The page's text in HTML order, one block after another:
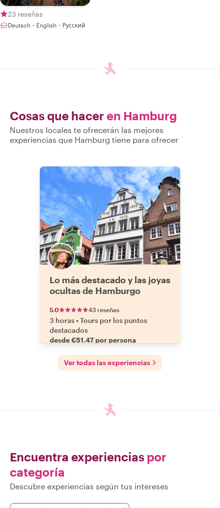
23 reseñas
Deutsch・English・Русский
Cosas que hacer en Hamburg
Nuestros locales te ofrecerán las mejores
experiencias que Hamburg tiene para ofrecer
Lo más destacado y las joyas
ocultas de Hamburgo
5.0 43 reseñas
3 horas•Tours por los puntos
destacados
desde €51.47 por persona
Ver todas las experiencias
Encuentra experiencias por
categoría
Descubre experiencias según tus intereses